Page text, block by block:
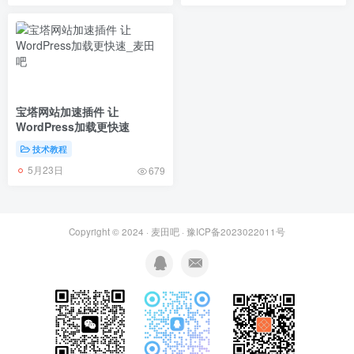
宝塔网站加速插件 让
WordPress加载更快速
技术教程
5月23日 679
Copyright © 2024 · 麦田吧 · 豫ICP备2023022011号